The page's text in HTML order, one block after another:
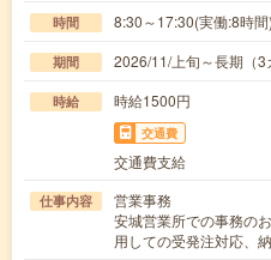
時間 8:30～17:30(実働:8時
期間 2026/11/上旬～長期（
時給 時給1500円
交通費
交通費支給
仕事内容
営業事務
安城営業所での事務の
用しての受発注対応、